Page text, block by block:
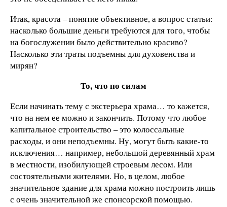
Итак, красота – понятие объективное, а вопрос статьи:
насколько большие деньги требуются для того, чтобы
на богослужении было действительно красиво?
Насколько эти траты подъемны для духовенства и
мирян?
То, что по силам
Если начинать тему с экстерьера храма… то кажется,
что на нем ее можно и закончить. Потому что любое
капитальное строительство – это колоссальные
расходы, и они неподъемны. Ну, могут быть какие-то
исключения… например, небольшой деревянный храм
в местности, изобилующей строевым лесом. Или
состоятельными жителями. Но, в целом, любое
значительное здание для храма можно построить лишь
с очень значительной же спонсорской помощью.